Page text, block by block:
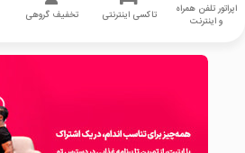
اپراتور تلفن همراه
و اینترنت
تاکسی اینترنتی تخفیف گروهی